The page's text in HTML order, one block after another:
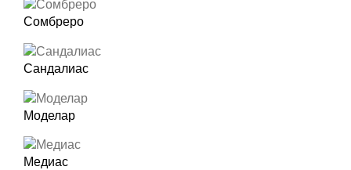
Сомбреро
Сандалиас
Моделар
Медиас